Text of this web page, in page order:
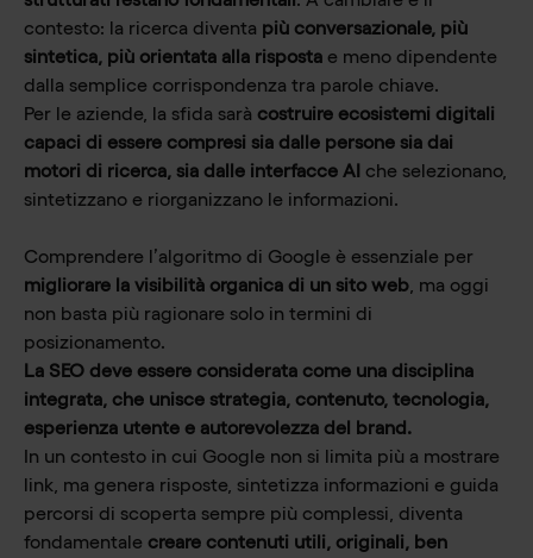
contesto: la ricerca diventa più conversazionale, più
sintetica, più orientata alla risposta e meno dipendente
dalla semplice corrispondenza tra parole chiave.
Per le aziende, la sfida sarà costruire ecosistemi digitali
capaci di essere compresi sia dalle persone sia dai
motori di ricerca, sia dalle interfacce AI che selezionano,
sintetizzano e riorganizzano le informazioni.
Comprendere l’algoritmo di Google è essenziale per
migliorare la visibilità organica di un sito web , ma oggi
non basta più ragionare solo in termini di
posizionamento.
La SEO deve essere considerata come una disciplina
integrata, che unisce strategia, contenuto, tecnologia,
esperienza utente e autorevolezza del brand.
In un contesto in cui Google non si limita più a mostrare
link, ma genera risposte, sintetizza informazioni e guida
percorsi di scoperta sempre più complessi, diventa
fondamentale creare contenuti utili, originali, ben